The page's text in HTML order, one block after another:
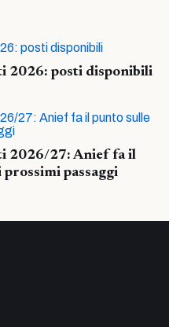
2026: posti disponibili
2026/27: Anief fa il
passaggi